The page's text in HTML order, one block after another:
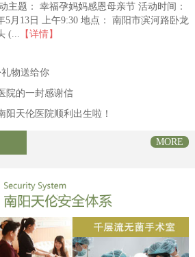
主题： 幸福孕妈妈感恩母亲节 活动时间：
5月13日 上午9:30 地点： 南阳市滨河路卧龙
(...
【详情】
物送给你
院的一封感谢信
阳天伦医院顺利出生啦！
MORE